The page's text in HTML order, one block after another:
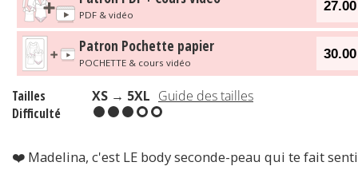
PDF & vidéo
Patron Pochette papier
POCHETTE & cours vidéo
Tailles XS → 5XL Guide des tailles
Difficulté
❤️ Madelina, c'est LE body seconde-peau qui te fait